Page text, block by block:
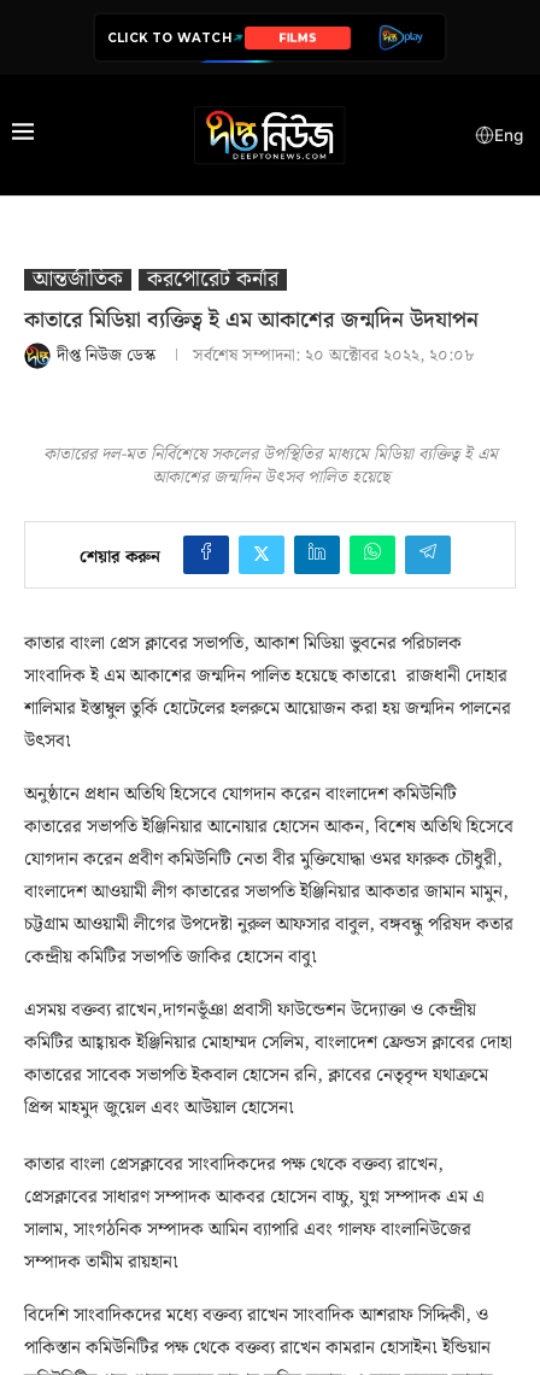
CLICK TO WATCH SERIES
Eng
আন্তর্জাতিক
করপোরেট কর্নার
কাতারে মিডিয়া ব্যক্তিত্ব ই এম আকাশের জন্মদিন উদযাপন
দীপ্ত নিউজ ডেস্ক সর্বশেষ সম্পাদনা: ২০ অক্টোবর ২০২২, ২০:০৮
কাতারের দল-মত নির্বিশেষে সকলের উপস্থিতির মাধ্যমে মিডিয়া ব্যক্তিত্ব ই এম
আকাশের জন্মদিন উৎসব পালিত হয়েছে
শেয়ার করুন
কাতার বাংলা প্রেস ক্লাবের সভাপতি, আকাশ মিডিয়া ভুবনের পরিচালক
সাংবাদিক ই এম আকাশের জন্মদিন পালিত হয়েছে কাতারে৷ রাজধানী দোহার
শালিমার ইস্তাম্বুল তুর্কি হোটেলের হলরুমে আয়োজন করা হয় জন্মদিন পালনের
উৎসব৷
অনুষ্ঠানে প্রধান অতিথি হিসেবে যোগদান করেন বাংলাদেশ কমিউনিটি
কাতারের সভাপতি ইঞ্জিনিয়ার আনোয়ার হোসেন আকন, বিশেষ অতিথি হিসেবে
যোগদান করেন প্রবীণ কমিউনিটি নেতা বীর মুক্তিযোদ্ধা ওমর ফারুক চৌধুরী,
বাংলাদেশ আওয়ামী লীগ কাতারের সভাপতি ইঞ্জিনিয়ার আকতার জামান মামুন,
চট্টগ্রাম আওয়ামী লীগের উপদেষ্টা নুরুল আফসার বাবুল, বঙ্গবন্ধু পরিষদ কতার
কেন্দ্রীয় কমিটির সভাপতি জাকির হোসেন বাবু৷
এসময় বক্তব্য রাখেন,দাগনভূঁঞা প্রবাসী ফাউন্ডেশন উদ্যোক্তা ও কেন্দ্রীয়
কমিটির আহ্বায়ক ইঞ্জিনিয়ার মোহাম্মদ সেলিম, বাংলাদেশ ফ্রেন্ডস ক্লাবের দোহা
কাতারের সাবেক সভাপতি ইকবাল হোসেন রনি, ক্লাবের নেতৃবৃন্দ যথাক্রমে
প্রিন্স মাহমুদ জুয়েল এবং আউয়াল হোসেন৷
কাতার বাংলা প্রেসক্লাবের সাংবাদিকদের পক্ষ থেকে বক্তব্য রাখেন,
প্রেসক্লাবের সাধারণ সম্পাদক আকবর হোসেন বাচ্চু, যুগ্ন সম্পাদক এম এ
সালাম, সাংগঠনিক সম্পাদক আমিন ব্যাপারি এবং গালফ বাংলানিউজের
সম্পাদক তামীম রায়হান৷
বিদেশি সাংবাদিকদের মধ্যে বক্তব্য রাখেন সাংবাদিক আশরাফ সিদ্দিকী, ও
পাকিস্তান কমিউনিটির পক্ষ থেকে বক্তব্য রাখেন কামরান হোসাইন৷ ইন্ডিয়ান